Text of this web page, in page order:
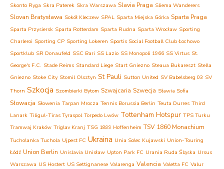
Skonto Ryga Skra Paterek Skra Warszawa Slavia Praga Sliema Wanderers
Slovan Bratysława Sokół Kleczew SPAL Sparta Miejska Górka Sparta Praga
Sparta Przysiersk Sparta Rotterdam Sparta Rudna Sparta Wrocław Sporting
Charleroi Sporting CP Sporting Lokeren Sportis Social Football Club Łochowo
Sportklub SR Donaufeld SSC Bari SS Lazio SS Monopoli 1966 SS Virtus St.
George's F.C. Stade Reims Standard Liege Start Gniezno Steaua Bukareszt Stella
Gniezno Stoke City Stomil Olsztyn St Pauli Sutton United SV Babelsberg 03 SV
Thorn Szkocja Szombierki Bytom Szwajcaria Szwecja Sławia Sofia
Słowacja Słowenia Tarpan Mrocza Tennis Borussia Berlin Teuta Durres Third
Lanark Tiligul-Tiras Tyraspol Torpedo Lwów Tottenham Hotspur TPS Turku
Tramwaj Kraków Triglav Kranj TSG 1899 Hoffenheim TSV 1860 Monachium
Tucholanka Tuchola Ujpest FC Ukraina Unia Solec Kujawski Union-Touring
Łódź Union Berlin Unislavia Unisław Upton Park FC Urania Ruda Śląska Ursus
Warszawa US Hostert US Settignanese Valarenga Valencia Valetta FC Valur